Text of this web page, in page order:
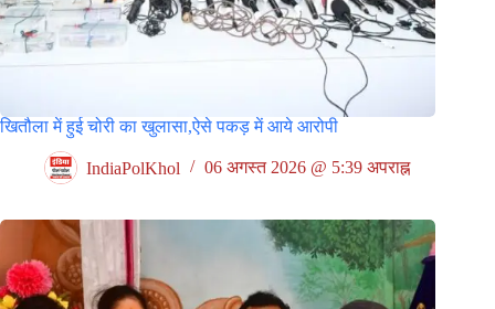
खितौला में हुई चोरी का खुलासा,ऐसे पकड़ में आये आरोपी
IndiaPolKhol 06 अगस्त 2026 @ 5:39 अपराह्न